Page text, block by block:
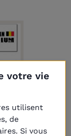
votre vie
utilisent
de
Si vous